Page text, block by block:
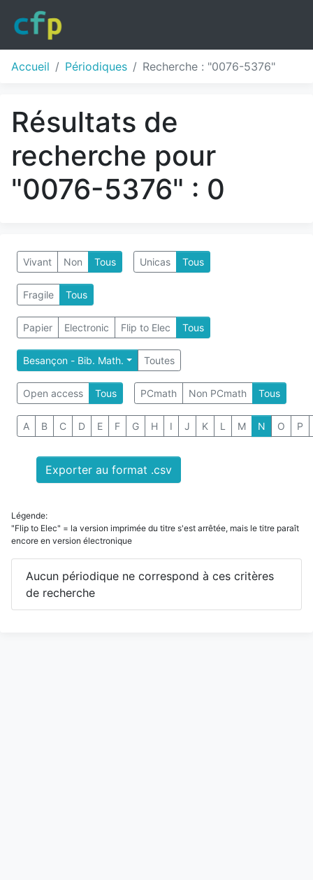
Accueil Périodiques Recherche : "0076-5376"
Résultats de
recherche pour
"0076-5376" : 0
Vivant Non Tous Unicas Tous
Fragile Tous
Papier Electronic Flip to Elec Tous
Besançon - Bib. Math. Toutes
Open access Tous PCmath Non PCmath Tous
A B C D E F G H I J K L M N O P
Exporter au format .csv
Légende:
"Flip to Elec" = la version imprimée du titre s'est arrêtée, mais le titre paraît
encore en version électronique
Aucun périodique ne correspond à ces critères
de recherche